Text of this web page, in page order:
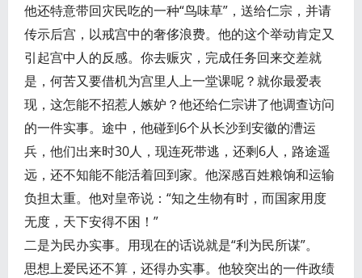
他还特意带回灾民吃的一种“鸟味草”，送给仁宗，并请
传示后宫，以戒宫中的奢侈浪费。他的这个举动肯定又
引起宫中人的反感。你去赈灾，完成任务回来交差就
是，何苦又要借机为宫里人上一堂课呢？就你最爱表
现，这怎能不招惹人嫉妒？他还给仁宗讲了他调查访问
的一件实事。途中，他碰到6个从长沙到安徽的漕运
兵，他们出来时30人，现连死带逃，还剩6人，路途遥
远，还不知能不能活着回到家。他深感百姓粮饷和运输
负担太重。他对皇帝说：“知之生物有时，而国家用度
无度，天下安得不困！”
二是为民办实事。用现在的话说就是“利为民所谋”。
思想上爱民还不算，还得办实事。他较突出的一件政绩